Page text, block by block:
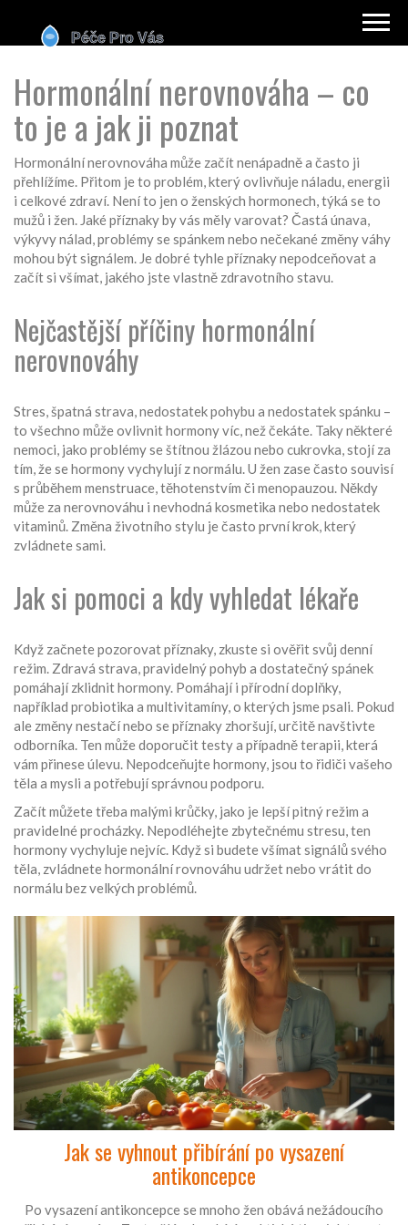
Hormonální nerovnováha – co
to je a jak ji poznat
Hormonální nerovnováha může začít nenápadně a často ji
přehlížíme. Přitom je to problém, který ovlivňuje náladu, energii
i celkové zdraví. Není to jen o ženských hormonech, týká se to
mužů i žen. Jaké příznaky by vás měly varovat? Častá únava,
výkyvy nálad, problémy se spánkem nebo nečekané změny váhy
mohou být signálem. Je dobré tyhle příznaky nepodceňovat a
začít si všímat, jakého jste vlastně zdravotního stavu.
Nejčastější příčiny hormonální
nerovnováhy
Stres, špatná strava, nedostatek pohybu a nedostatek spánku –
to všechno může ovlivnit hormony víc, než čekáte. Taky některé
nemoci, jako problémy se štítnou žlázou nebo cukrovka, stojí za
tím, že se hormony vychylují z normálu. U žen zase často souvisí
s průběhem menstruace, těhotenstvím či menopauzou. Někdy
může za nerovnováhu i nevhodná kosmetika nebo nedostatek
vitaminů. Změna životního stylu je často první krok, který
zvládnete sami.
Jak si pomoci a kdy vyhledat lékaře
Když začnete pozorovat příznaky, zkuste si ověřit svůj denní
režim. Zdravá strava, pravidelný pohyb a dostatečný spánek
pomáhají zklidnit hormony. Pomáhají i přírodní doplňky,
například probiotika a multivitamíny, o kterých jsme psali. Pokud
ale změny nestačí nebo se příznaky zhoršují, určitě navštivte
odborníka. Ten může doporučit testy a případně terapii, která
vám přinese úlevu. Nepodceňujte hormony, jsou to řidiči vašeho
těla a mysli a potřebují správnou podporu.
Začít můžete třeba malými krůčky, jako je lepší pitný režim a
pravidelné procházky. Nepodléhejte zbytečnému stresu, ten
hormony vychyluje nejvíc. Když si budete všímat signálů svého
těla, zvládnete hormonální rovnováhu udržet nebo vrátit do
normálu bez velkých problémů.
Jak se vyhnout přibírání po vysazení
antikoncepce
Po vysazení antikoncepce se mnoho žen obává nežádoucího